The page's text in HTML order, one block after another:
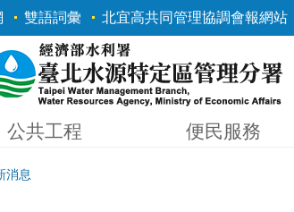
雙語詞彙 北宜高共同管理協調會報網站
公共工程 便民服務
消息